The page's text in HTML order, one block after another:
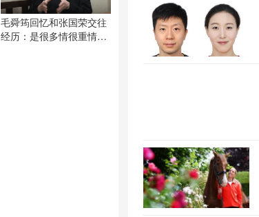
毛舜筠回忆和张国荣交往
经历：是很多情很重情的